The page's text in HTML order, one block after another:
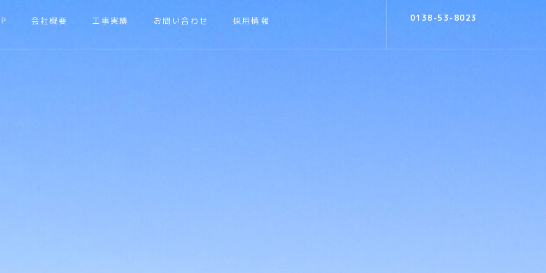
会社概要 工事実績 お問い合わせ 採用情報 0138-53-8023